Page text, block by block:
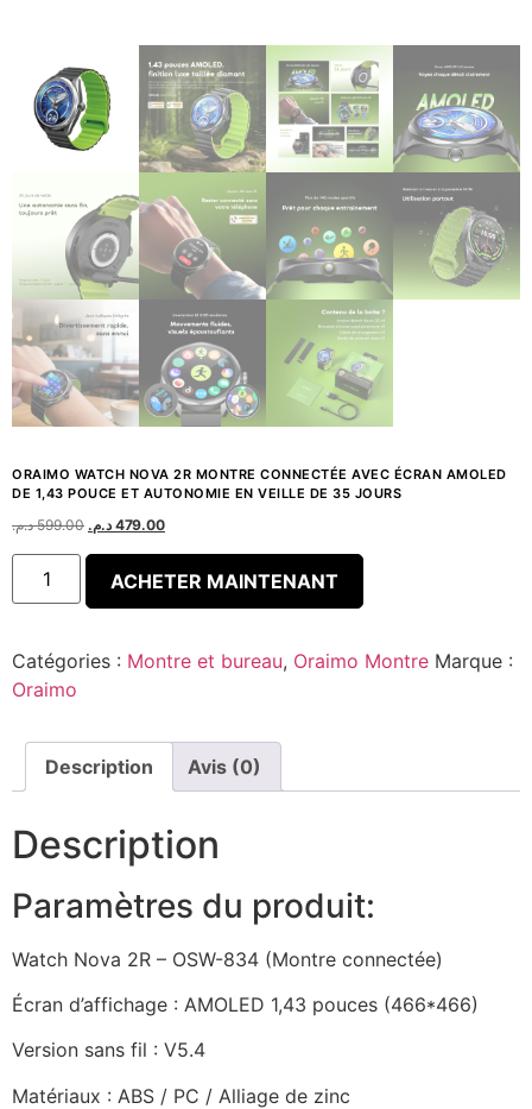
ORAIMO WATCH NOVA 2R MONTRE CONNECTÉE AVEC ÉCRAN AMOLED
DE 1,43 POUCE ET AUTONOMIE EN VEILLE DE 35 JOURS
599.00 د.م. 479.00 د.م.
ACHETER MAINTENANT
Catégories : Montre et bureau, Oraimo Montre Marque :
Oraimo
Description Avis (0)
Description
Paramètres du produit:
Watch Nova 2R – OSW-834 (Montre connectée)
Écran d’affichage : AMOLED 1,43 pouces (466*466)
Version sans fil : V5.4
Matériaux : ABS / PC / Alliage de zinc